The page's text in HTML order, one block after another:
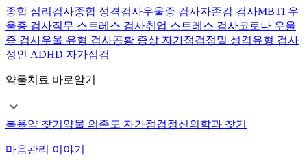
종합 심리검사종합 성격검사우울증 검사자존감 검사MBTI 우
울증 검사직무 스트레스 검사취업 스트레스 검사코로나 우울
증 검사우울 유형 검사공황 증상 자가점검정밀 성격유형 검사
성인 ADHD 자가점검
약물치료 바로알기
복용약 찾기 약물 의존도 자가점검정신의학과 찾기
마음관리 이야기